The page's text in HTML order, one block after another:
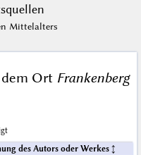
Mittelalters
Ort Frankenberg
des Autors oder Werkes